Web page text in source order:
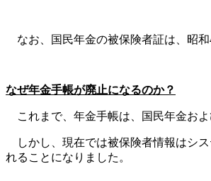
なお、国民年金の被保険者証は、昭和
なぜ年金手帳が廃止になるのか？
これまで、年金手帳は、国民年金およ
しかし、現在では被保険者情報はシ
れることになりました。